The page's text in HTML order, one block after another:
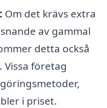
Om det krävs extra
av gammal
detta också
företag
i priset.